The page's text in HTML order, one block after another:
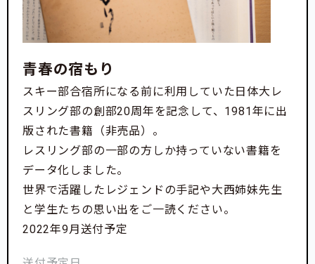
青春の宿もり
スキー部合宿所になる前に利用していた日体大レ
スリング部の創部20周年を記念して、1981年に出
版された書籍（非売品）。
レスリング部の一部の方しか持っていない書籍を
データ化しました。
世界で活躍したレジェンドの手記や大西姉妹先生
と学生たちの思い出をご一読ください。
2022年9月送付予定